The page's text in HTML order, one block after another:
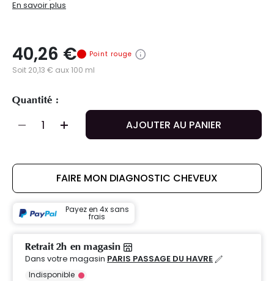
En savoir plus
40,26 € Point rouge
Soit 20,13 € aux 100 ml
Quantité :
AJOUTER AU PANIER
FAIRE MON DIAGNOSTIC CHEVEUX
Payez en 4x sans
frais
Retrait 2h en magasin
Dans votre magasin PARIS PASSAGE DU HAVRE
Indisponible